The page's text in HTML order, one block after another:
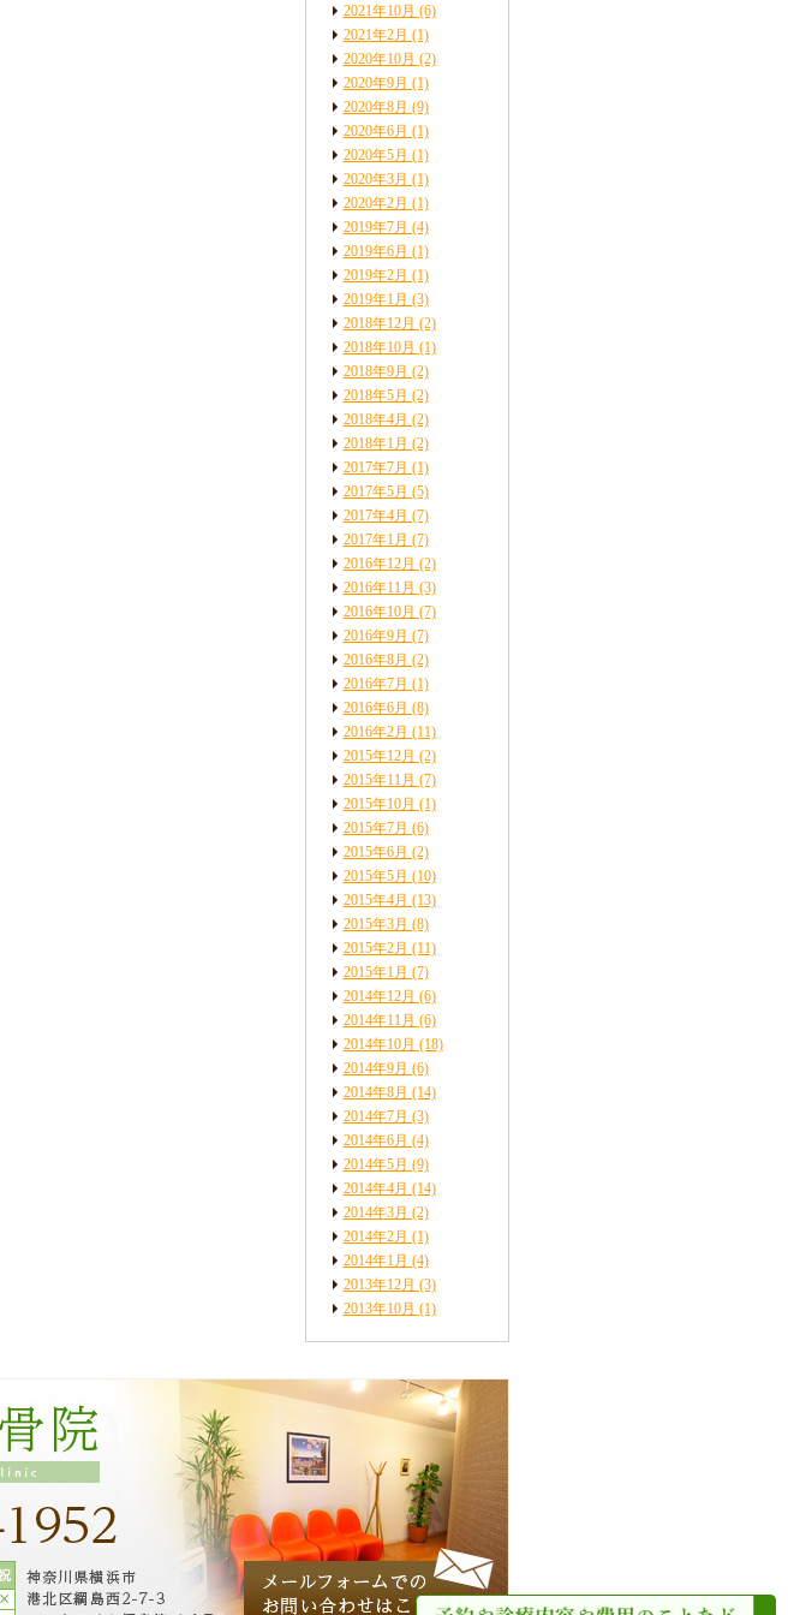
2021年10月 (6)
2021年2月 (1)
2020年10月 (2)
2020年9月 (1)
2020年8月 (9)
2020年6月 (1)
2020年5月 (1)
2020年3月 (1)
2020年2月 (1)
2019年7月 (4)
2019年6月 (1)
2019年2月 (1)
2019年1月 (3)
2018年12月 (2)
2018年10月 (1)
2018年9月 (2)
2018年5月 (2)
2018年4月 (2)
2018年1月 (2)
2017年7月 (1)
2017年5月 (5)
2017年4月 (7)
2017年1月 (7)
2016年12月 (2)
2016年11月 (3)
2016年10月 (7)
2016年9月 (7)
2016年8月 (2)
2016年7月 (1)
2016年6月 (8)
2016年2月 (11)
2015年12月 (2)
2015年11月 (7)
2015年10月 (1)
2015年7月 (6)
2015年6月 (2)
2015年5月 (10)
2015年4月 (13)
2015年3月 (8)
2015年2月 (11)
2015年1月 (7)
2014年12月 (6)
2014年11月 (6)
2014年10月 (18)
2014年9月 (6)
2014年8月 (14)
2014年7月 (3)
2014年6月 (4)
2014年5月 (9)
2014年4月 (14)
2014年3月 (2)
2014年2月 (1)
2014年1月 (4)
2013年12月 (3)
2013年10月 (1)